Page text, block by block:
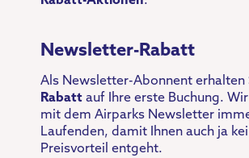
Newsletter-Rabatt
Als Newsletter-Abonnent erhalten
Rabatt auf Ihre erste Buchung.
mit dem Airparks Newsletter
Laufenden, damit Ihnen auch ja
Preisvorteil entgeht.